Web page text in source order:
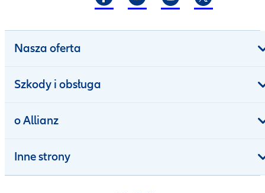
Nasza oferta
Szkody i obsługa
o Allianz
Inne strony